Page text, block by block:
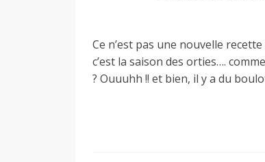
Ce n’est pas une nouvelle
c’est la saison des orties….
? Ouuuhh !! et bien, il y a du